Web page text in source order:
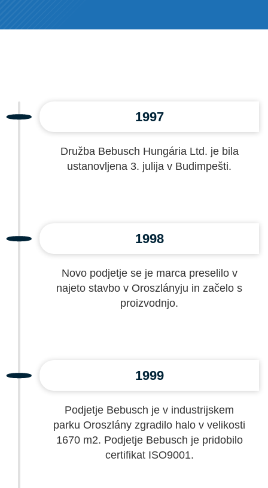
1997
Družba Bebusch Hungária Ltd. je bila
ustanovljena 3. julija v Budimpešti.
1998
Novo podjetje se je marca preselilo v
najeto stavbo v Oroszlányju in začelo s
proizvodnjo.
1999
Podjetje Bebusch je v industrijskem
parku Oroszlány zgradilo halo v velikosti
1670 m2. Podjetje Bebusch je pridobilo
certifikat ISO9001.